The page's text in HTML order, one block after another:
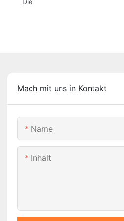
Die
Mach mit uns in Kontakt
Name
Inhalt